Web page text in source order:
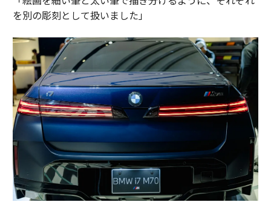
を別の彫刻として扱いました」